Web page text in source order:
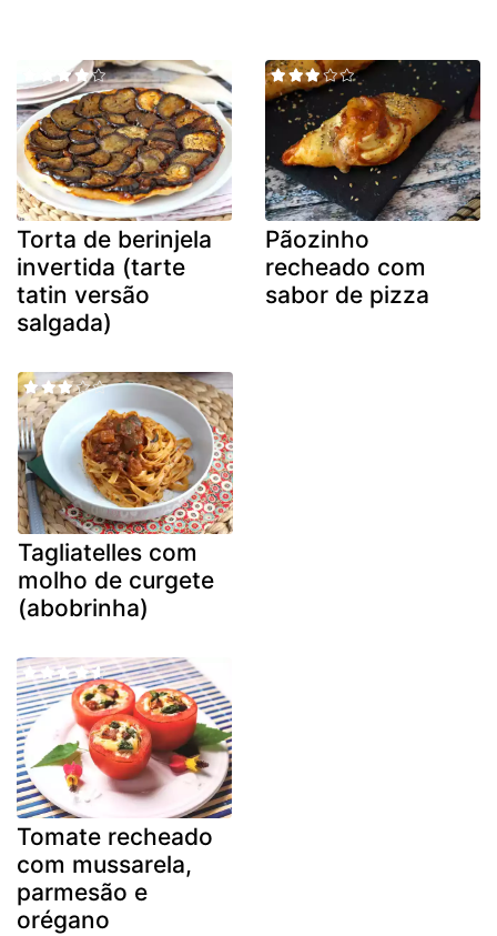
Torta de berinjela
invertida (tarte
tatin versão
salgada)
Pãozinho
recheado com
sabor de pizza
Tagliatelles com
molho de curgete
(abobrinha)
Tomate recheado
com mussarela,
parmesão e
orégano